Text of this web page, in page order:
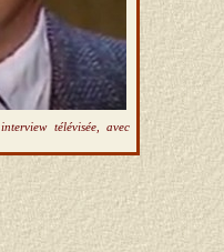
télévisée, avec